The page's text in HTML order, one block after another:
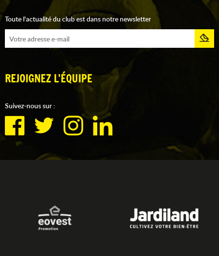
Toute l'actualité du club est dans notre newsletter
REJOIGNEZ L'ÉQUIPE
Suivez-nous sur :